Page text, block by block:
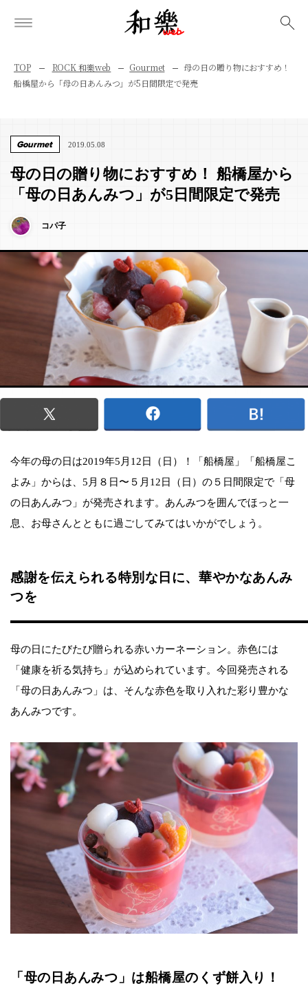
TOP ROCK 和樂web Gourmet
母の日の贈り物におすすめ！
船橋屋から「母の日あんみつ」が5日間限定で発売
Gourmet 2019.05.08
母の日の贈り物におすすめ！ 船橋屋から
「母の日あんみつ」が5日間限定で発売
コパ子
今年の母の日は2019年5月12日（日）！「船橋屋」「船橋屋こ
よみ」からは、5月８日〜５月12日（日）の５日間限定で「母
の日あんみつ」が発売されます。あんみつを囲んでほっと一
息、お母さんとともに過ごしてみてはいかがでしょう。
感謝を伝えられる特別な日に、華やかなあんみ
つを
母の日にたびたび贈られる赤いカーネーション。赤色には
「健康を祈る気持ち」が込められています。今回発売される
「母の日あんみつ」は、そんな赤色を取り入れた彩り豊かな
あんみつです。
「母の日あんみつ」は船橋屋のくず餅入り！